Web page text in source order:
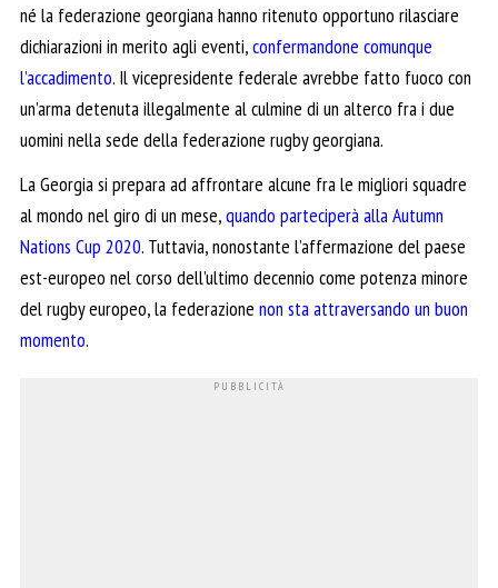
né la federazione georgiana hanno ritenuto opportuno rilasciare
dichiarazioni in merito agli eventi,confermandone comunque
l’accadimento. Il vicepresidente federale avrebbe fatto fuoco con
un’arma detenuta illegalmente al culmine di un alterco fra i due
uomini nella sede della federazione rugby georgiana.
La Georgia si prepara ad affrontare alcune fra le migliori squadre
al mondo nel giro di un mese,quando parteciperà alla Autumn
Nations Cup 2020. Tuttavia, nonostante l’affermazione del paese
est-europeo nel corso dell’ultimo decennio come potenza minore
del rugby europeo, la federazione non sta attraversando un buon
momento.